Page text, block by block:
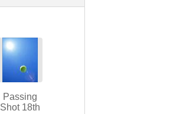
Passing
Shot 18th